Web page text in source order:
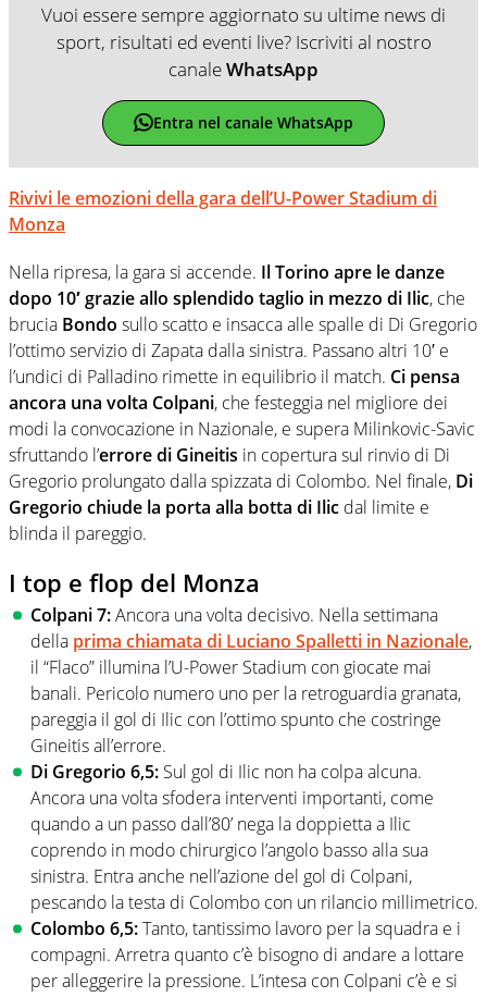
Vuoi essere sempre aggiornato su ultime news di
sport, risultati ed eventi live? Iscriviti al nostro
canaleWhatsApp
Entra nel canale WhatsApp
Rivivi le emozioni della gara dell’U-Power Stadium di
Monza
Nella ripresa, la gara si accende. Il Torino apre le danze
dopo 10′ grazie allo splendido taglio in mezzo di Ilic, che
brucia Bondo sullo scatto e insacca alle spalle di Di Gregorio
l’ottimo servizio di Zapata dalla sinistra. Passano altri 10′ e
l’undici di Palladino rimette in equilibrio il match. Ci pensa
ancora una volta Colpani, che festeggia nel migliore dei
modi la convocazione in Nazionale, e supera Milinkovic-Savic
sfruttando l’errore di Gineitis in copertura sul rinvio di Di
Gregorio prolungato dalla spizzata di Colombo. Nel finale, Di
Gregorio chiude la porta alla botta di Ilic dal limite e
blinda il pareggio.
I top e flop del Monza
Colpani 7:Ancora una volta decisivo. Nella settimana
della prima chiamata di Luciano Spalletti in Nazionale,
il “Flaco” illumina l’U-Power Stadium con giocate mai
banali. Pericolo numero uno per la retroguardia granata,
pareggia il gol di Ilic con l’ottimo spunto che costringe
Gineitis all’errore.
Di Gregorio 6,5: Sul gol di Ilic non ha colpa alcuna.
Ancora una volta sfodera interventi importanti, come
quando a un passo dall’80’ nega la doppietta a Ilic
coprendo in modo chirurgico l’angolo basso alla sua
sinistra. Entra anche nell’azione del gol di Colpani,
pescando la testa di Colombo con un rilancio millimetrico.
Colombo 6,5:Tanto, tantissimo lavoro per la squadra e i
compagni. Arretra quanto c’è bisogno di andare a lottare
per alleggerire la pressione. L’intesa con Colpani c’è e si